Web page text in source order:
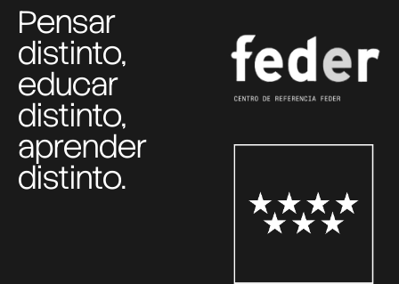
Pensar
distinto,
educar
distinto,
aprender
distinto.